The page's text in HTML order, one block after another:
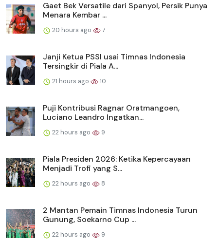
Gaet Bek Versatile dari Spanyol, Persik Punya
Menara Kembar ...
20 hours ago 7
Janji Ketua PSSI usai Timnas Indonesia
Tersingkir di Piala A...
21 hours ago 10
Puji Kontribusi Ragnar Oratmangoen,
Luciano Leandro Ingatkan...
22 hours ago 9
Piala Presiden 2026: Ketika Kepercayaan
Menjadi Trofi yang S...
22 hours ago 8
2 Mantan Pemain Timnas Indonesia Turun
Gunung, Soekarno Cup ...
22 hours ago 9